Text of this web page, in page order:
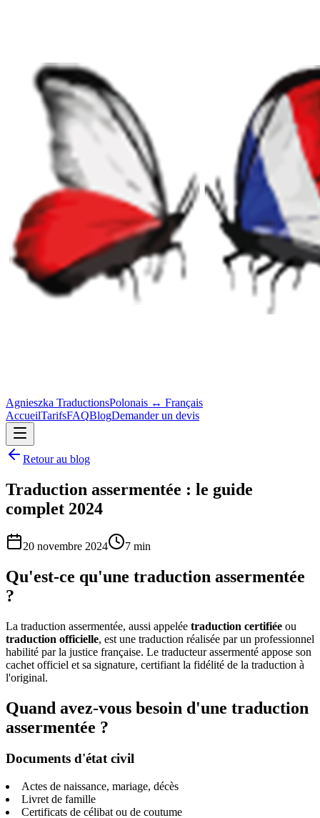
Agnieszka TraductionsPolonais ↔ Français
AccueilTarifsFAQBlogDemander un devis
Retour au blog
Traduction assermentée : le guide
complet 2024
20 novembre 2024 7 min
Qu'est-ce qu'une traduction assermentée
?
La traduction assermentée, aussi appelée traduction certifiée ou
traduction officielle, est une traduction réalisée par un professionnel
habilité par la justice française. Le traducteur assermenté appose son
cachet officiel et sa signature, certifiant la fidélité de la traduction à
l'original.
Quand avez-vous besoin d'une traduction
assermentée ?
Documents d'état civil
Actes de naissance, mariage, décès
Livret de famille
Certificats de célibat ou de coutume